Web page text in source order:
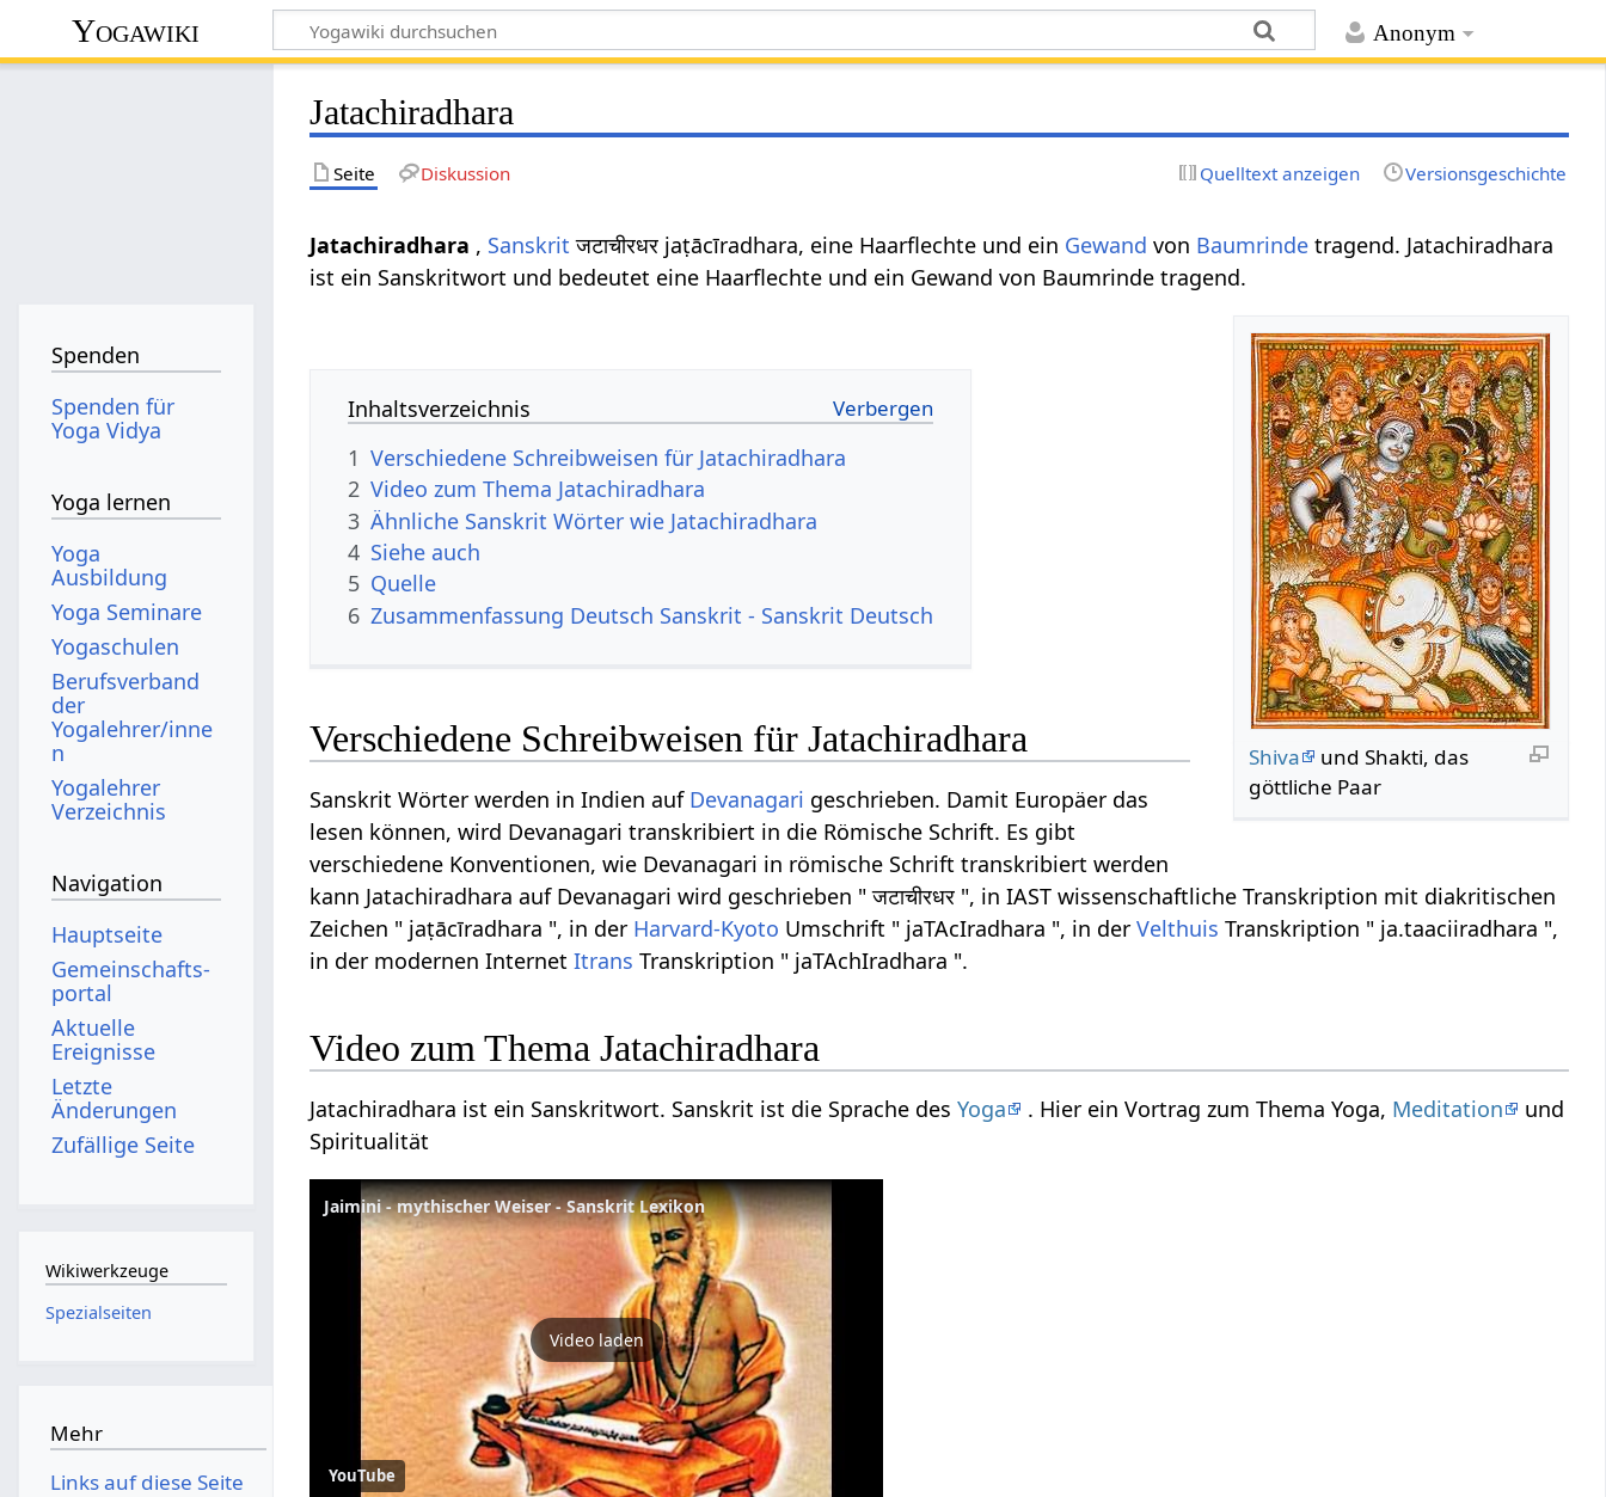
Anonym
Yogawiki
Jatachiradhara
Seite Diskussion Quelltext anzeigen Versionsgeschichte
Jatachiradhara , Sanskrit जटाचीरधर jaṭācīradhara, eine Haarflechte und ein Gewand von Baumrinde tragend. Jatachiradhara
ist ein Sanskritwort und bedeutet eine Haarflechte und ein Gewand von Baumrinde tragend.
Shiva
und Shakti, das
göttliche Paar
Inhaltsverzeichnis
1 Verschiedene Schreibweisen für Jatachiradhara
2 Video zum Thema Jatachiradhara
3 Ähnliche Sanskrit Wörter wie Jatachiradhara
4 Siehe auch
5 Quelle
6 Zusammenfassung Deutsch Sanskrit - Sanskrit Deutsch
Verschiedene Schreibweisen für Jatachiradhara
Sanskrit Wörter werden in Indien auf Devanagari geschrieben. Damit Europäer das
lesen können, wird Devanagari transkribiert in die Römische Schrift. Es gibt
verschiedene Konventionen, wie Devanagari in römische Schrift transkribiert werden
kann Jatachiradhara auf Devanagari wird geschrieben " जटाचीरधर ", in IAST wissenschaftliche Transkription mit diakritischen
Zeichen " jaṭācīradhara ", in der Harvard-Kyoto Umschrift " jaTAcIradhara ", in derVelthuis Transkription " ja.taaciiradhara ",
in der modernen InternetItrans Transkription " jaTAchIradhara ".
Video zum Thema Jatachiradhara
Jatachiradhara ist ein Sanskritwort. Sanskrit ist die Sprache desYoga . Hier ein Vortrag zum Thema Yoga, Meditation
und
Spiritualität
Jaimini - mythischer Weiser - Sanskrit Lexikon
Video laden
YouTube
Spenden
Spenden für
Yoga Vidya
Yoga lernen
Yoga
Ausbildung
Yoga Seminare
Yogaschulen
Berufsverband
der
Yogalehrer/inne
n
Yogalehrer
Verzeichnis
Navigation
Hauptseite
Gemeinschafts­
portal
Aktuelle
Ereignisse
Letzte
Änderungen
Zufällige Seite
Wikiwerkzeuge
Spezialseiten
Mehr
Links auf diese Seite